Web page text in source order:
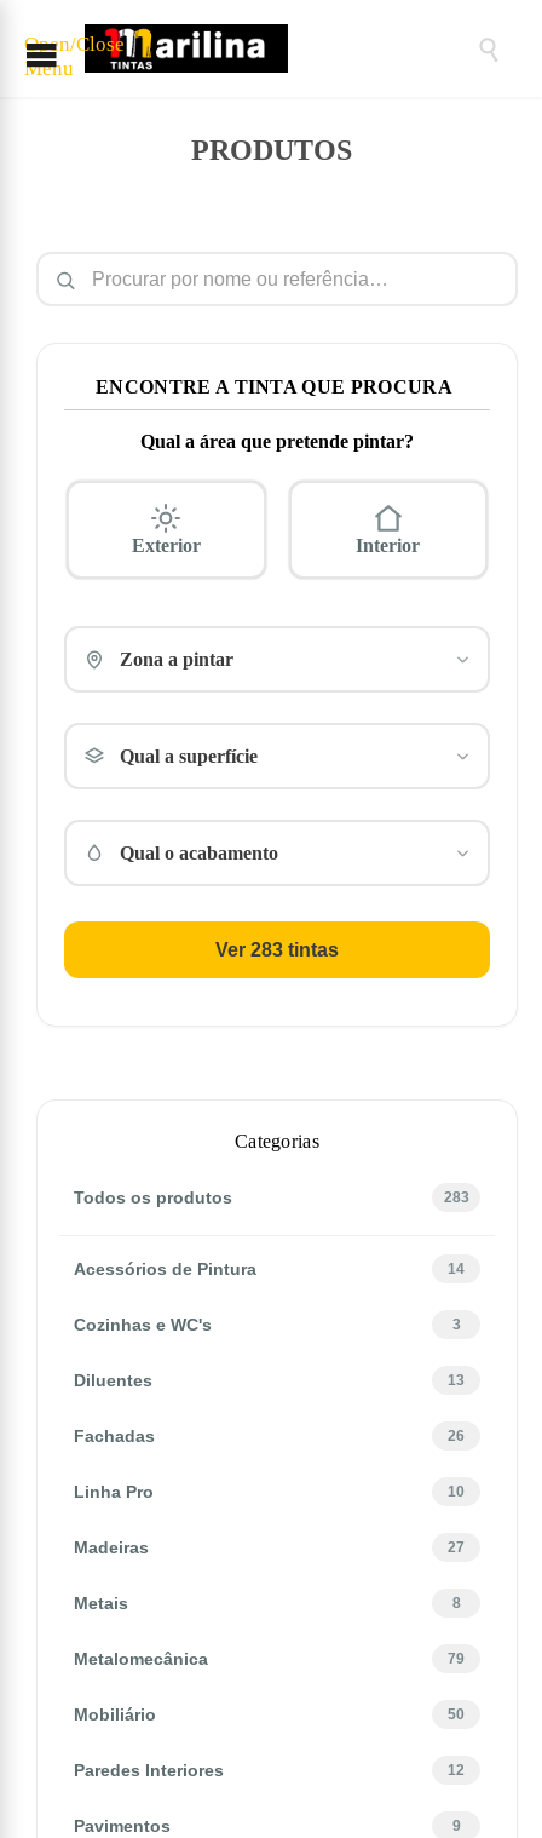
Open/Close
Menu

PRODUTOS
ENCONTRE A TINTA QUE PROCURA
Qual a área que pretende pintar?
Exterior Interior
Zona a pintar
Qual a superfície
Qual o acabamento
Ver 283 tintas
Categorias
Todos os produtos 283
Acessórios de Pintura 14
Cozinhas e WC's 3
Diluentes 13
Fachadas 26
Linha Pro 10
Madeiras 27
Metais 8
Metalomecânica 79
Mobiliário 50
Paredes Interiores 12
Pavimentos 9